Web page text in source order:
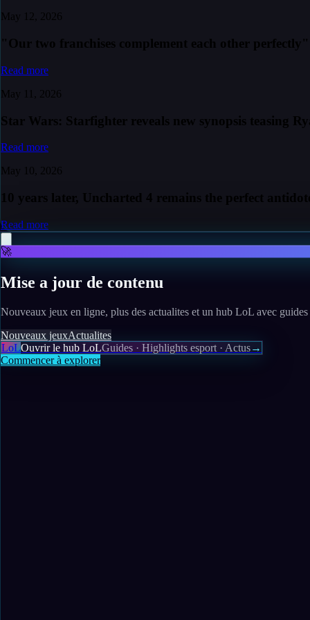
May 12, 2026
"Our two franchises complement each other
Read more
May 11, 2026
Star Wars: Starfighter reveals new synopsis teasing
Read more
May 10, 2026
10 years later, Uncharted 4 remains the perfect
Read more
🚀
Mise a jour de contenu
Nouveaux jeux en ligne, plus des actualites et un hub LoL avec
Nouveaux jeuxActualites
LoLOuvrir le hub LoLGuides · Highlights esport · Actus→
Commencer à explorer